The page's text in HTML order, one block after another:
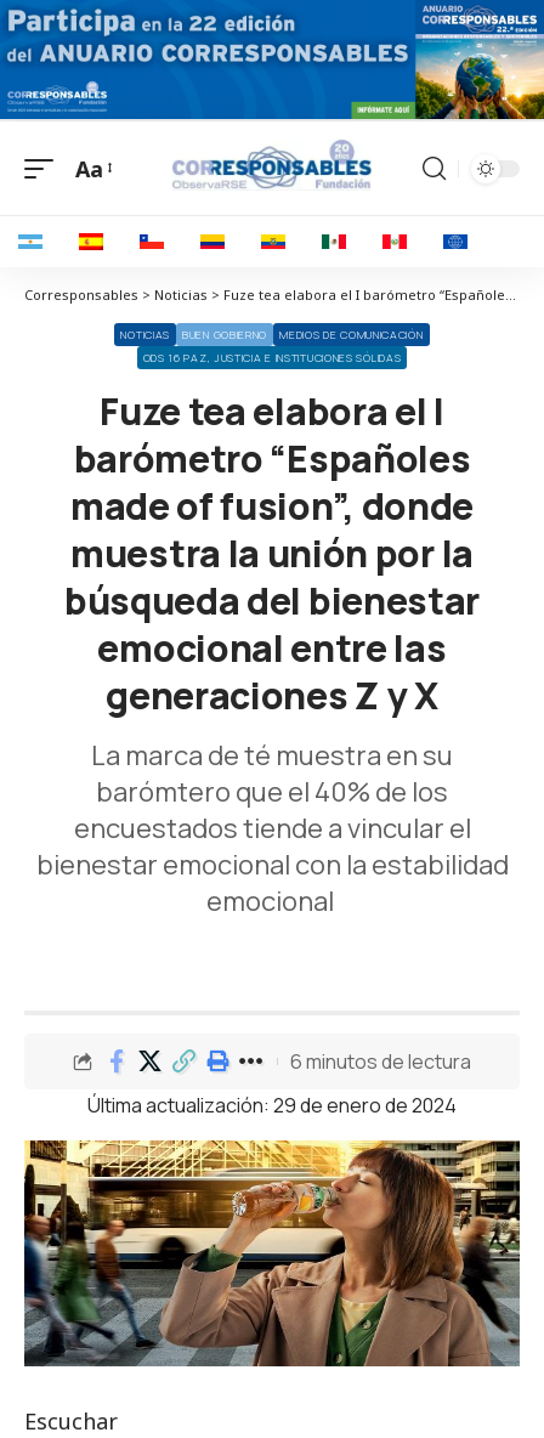
Aa
Corresponsables > Noticias > Fuze tea elabora el I barómetro “Españoles made of fusion”, donde muestra la unión por la búsqueda del bienestar emocional entre las generaciones Z y X
NOTICIAS BUEN GOBIERNO
MEDIOS DE COMUNICACIÓN
ODS 16 PAZ, JUSTICIA E INSTITUCIONES SÓLIDAS
Fuze tea elabora el I
barómetro “Españoles
made of fusion”, donde
muestra la unión por la
búsqueda del bienestar
emocional entre las
generaciones Z y X
La marca de té muestra en su
barómtero que el 40% de los
encuestados tiende a vincular el
bienestar emocional con la estabilidad
emocional
Última actualización: 29 de enero de 2024
6 minutos de lectura
Escuchar